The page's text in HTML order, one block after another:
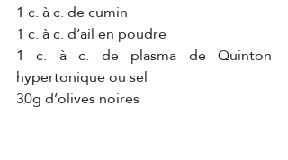
1 c. à c. de cumin
1 c. à c. d’ail en poudre
1 c. à c. de plasma de Quinton
hypertonique ou sel
30g d’olives noires